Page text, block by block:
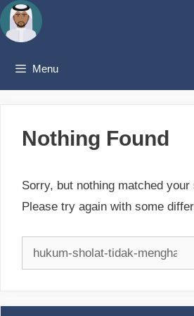
Skip
to
Menu
Nothing Found
Sorry, but nothing matched
Please try again with some
Search
for: